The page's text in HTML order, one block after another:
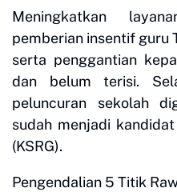
Meningkatkan
pemberian insentif guru
serta penggantian
dan belum terisi.
peluncuran sekolah
sudah menjadi
(KSRG).
Pengendalian 5 Titik